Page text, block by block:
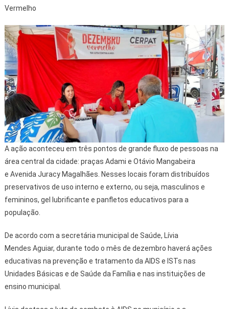
Vermelho
A ação aconteceu em três pontos de grande fluxo de pessoas na
área central da cidade: praças Adami e Otávio Mangabeira
e Avenida Juracy Magalhães. Nesses locais foram distribuídos
preservativos de uso interno e externo, ou seja, masculinos e
femininos, gel lubrificante e panfletos educativos para a
população.
De acordo com a secretária municipal de Saúde, Lívia
Mendes Aguiar, durante todo o mês de dezembro haverá ações
educativas na prevenção e tratamento da AIDS e ISTs nas
Unidades Básicas e de Saúde da Família e nas instituições de
ensino municipal.